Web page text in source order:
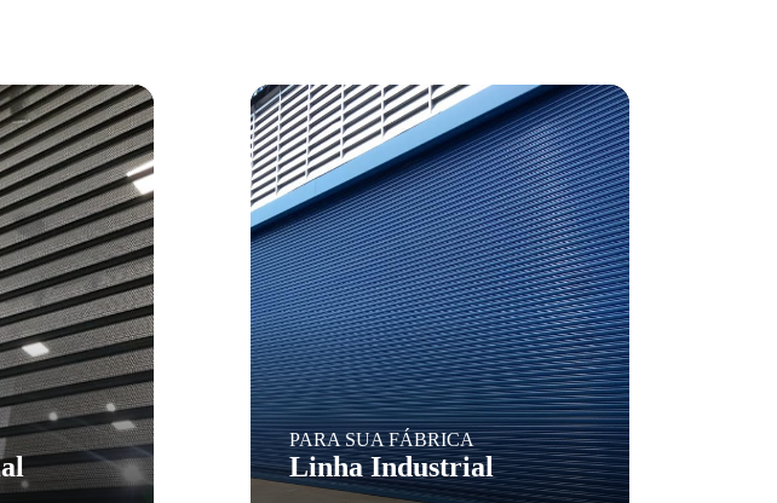
PARA SUA FÁBRICA
Linha Industrial